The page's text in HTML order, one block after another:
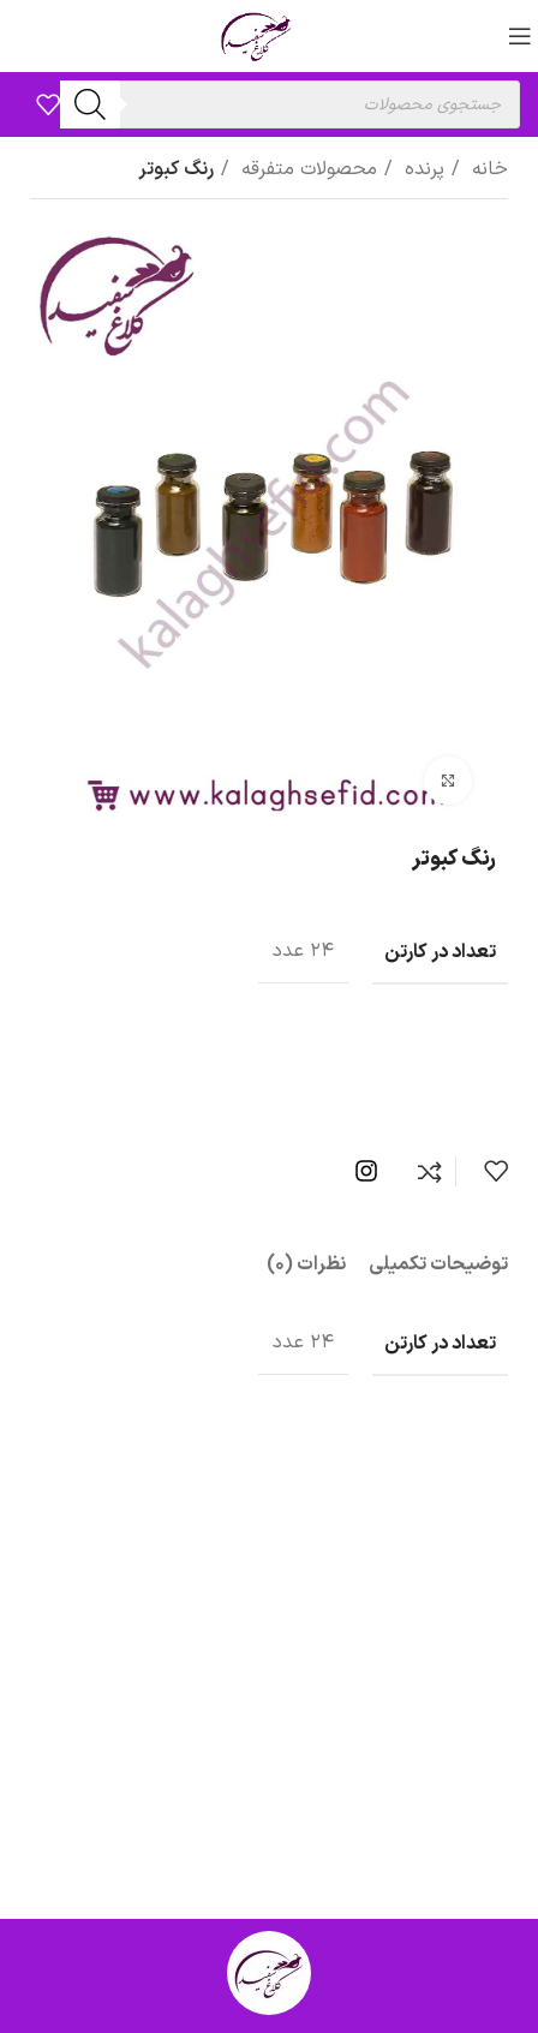
خانه پرنده محصولات متفرقه رنگ کبوتر
بزرگنمایی تصویر
رنگ کبوتر
تعداد در کارتن 24 عدد
توضیحات تکمیلی نظرات (0)
تعداد در کارتن 24 عدد